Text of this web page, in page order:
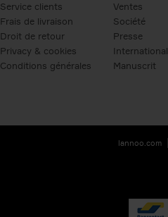
Service clients
Frais de livraison
Droit de retour
Privacy & cookies
Conditions générales
Ventes
Société
Presse
International
Manuscrit
lannoo.com